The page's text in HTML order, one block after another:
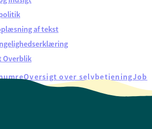
af tekst
Overblik
Oversigt over selvbetjeningJob
Presse